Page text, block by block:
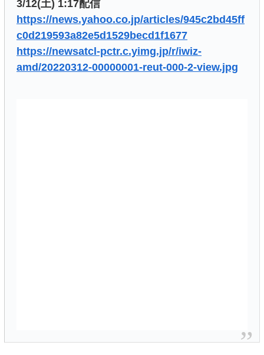
3/12(土) 1:17配信
https://news.yahoo.co.jp/articles/945c2bd45ff
c0d219593a82e5d1529becd1f1677
https://newsatcl-pctr.c.yimg.jp/r/iwiz-
amd/20220312-00000001-reut-000-2-view.jpg